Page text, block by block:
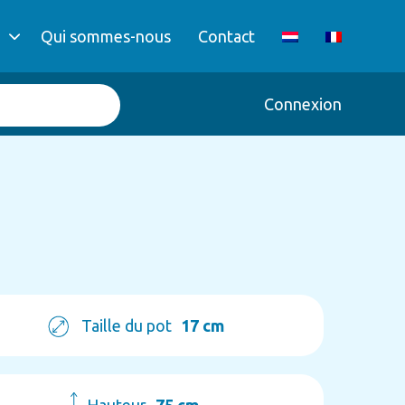
Qui sommes-nous Contact
Connexion
Taille du pot 17 cm